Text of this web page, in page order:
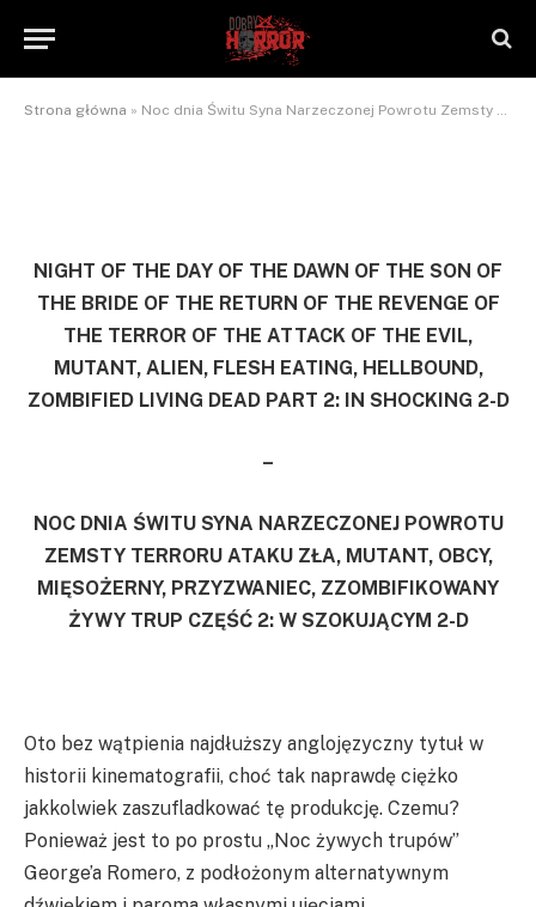
Strona główna » Noc dnia Świtu Syna Narzeczonej Powrotu Zemsty Terroru Ataku Zła, Mutant, Obcy, Mięsożerny Przyzwaniec, Zzombifikowany Żywy Trup, Część 2: W szokującym 2-D.
NaTrzeźwoNieWarto
2012-09-23
NIGHT OF THE DAY OF THE DAWN OF THE SON OF
THE BRIDE OF THE RETURN OF THE REVENGE OF
THE TERROR OF THE ATTACK OF THE EVIL,
MUTANT, ALIEN, FLESH EATING, HELLBOUND,
ZOMBIFIED LIVING DEAD PART 2: IN SHOCKING 2-D
–
NOC DNIA ŚWITU SYNA NARZECZONEJ POWROTU
ZEMSTY TERRORU ATAKU ZŁA, MUTANT, OBCY,
MIĘSOŻERNY, PRZYZWANIEC, ZZOMBIFIKOWANY
ŻYWY TRUP CZĘŚĆ 2: W SZOKUJĄCYM 2-D
Oto bez wątpienia najdłuższy anglojęzyczny tytuł w
historii kinematografii, choć tak naprawdę ciężko
jakkolwiek zaszufladkować tę produkcję. Czemu?
Ponieważ jest to po prostu „Noc żywych trupów”
George’a Romero, z podłożonym alternatywnym